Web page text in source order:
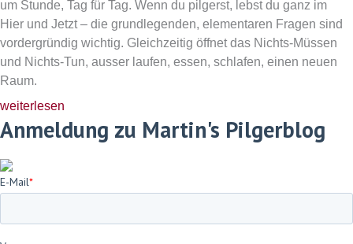
um Stunde, Tag für Tag. Wenn du pilgerst, lebst du ganz im
Hier und Jetzt – die grundlegenden, elementaren Fragen sind
vordergründig wichtig. Gleichzeitig öffnet das Nichts-Müssen
und Nichts-Tun, ausser laufen, essen, schlafen, einen neuen
Raum.
weiterlesen